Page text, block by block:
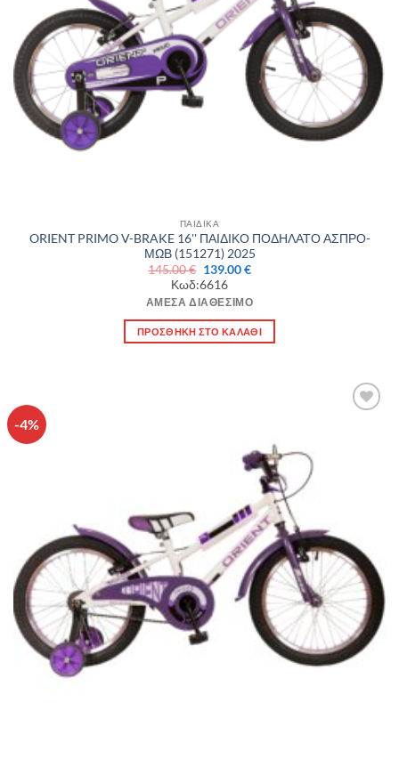
ΠΑΙΔΙΚΑ
ORIENT PRIMO V-BRAKE 16'' ΠΑΙΔΙΚΟ ΠΟΔΗΛΑΤΟ ΑΣΠΡΟ-
ΜΩΒ (151271) 2025
145.00€ Original
price
was:
145.00 €.
139.00€Η
είναι:
Κωδ:6616
ΆΜΕΣΑ ΔΙΑΘΈΣΙΜΟ
ΠΡΟΣΘΉΚΗ ΣΤΟ ΚΑΛΆΘΙ
-4%